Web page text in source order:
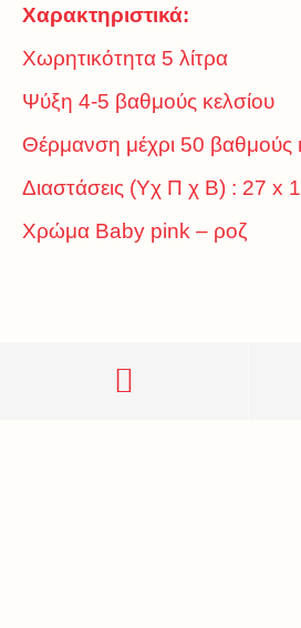
Χαρακτηριστικά:
Χωρητικότητα 5 λίτρα
Ψύξη 4-5 βαθμούς κελσίου
Θέρμανση μέχρι 50 βαθμούς
Διαστάσεις (Υχ Π χ Β) : 27 x
Χρώμα Baby pink – ροζ